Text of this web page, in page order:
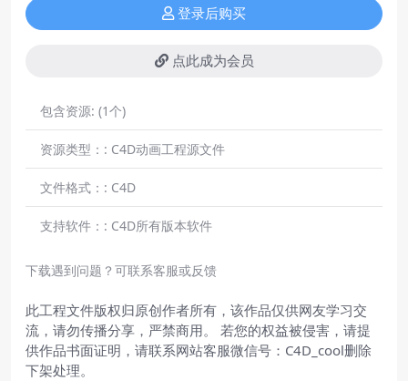
登录后购买
点此成为会员
包含资源: (1个)
资源类型：: C4D动画工程源文件
文件格式：: C4D
支持软件：: C4D所有版本软件
下载遇到问题？可联系客服或反馈
此工程文件版权归原创作者所有，该作品仅供网友学习交
流，请勿传播分享，严禁商用。 若您的权益被侵害，请提
供作品书面证明，请联系网站客服微信号：C4D_cool删除
下架处理。